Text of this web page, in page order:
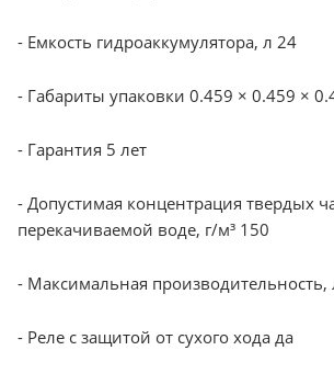
- Емкость гидроаккумулятора, л 24
- Габариты упаковки 0.459 × 0.459 ×
- Гарантия 5 лет
- Допустимая концентрация твердых
перекачиваемой воде, г/м³ 150
- Максимальная
- Реле с защитой от сухого хода да